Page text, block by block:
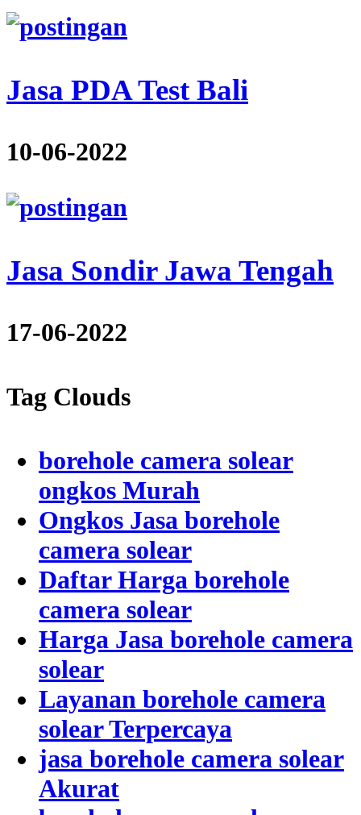
Jasa PDA Test Bali
10-06-2022
Jasa Sondir Jawa Tengah
17-06-2022
Tag Clouds
borehole camera solear
ongkos Murah
Ongkos Jasa borehole
camera solear
Daftar Harga borehole
camera solear
Harga Jasa borehole camera
solear
Layanan borehole camera
solear Terpercaya
jasa borehole camera solear
Akurat